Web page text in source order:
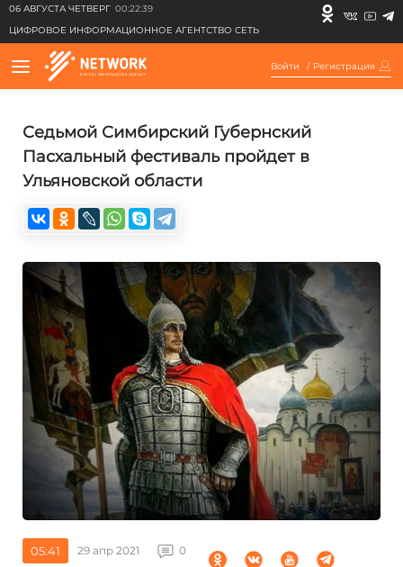
06 АВГУСТА ЧЕТВЕРГ 00:22:39
ЦИФРОВОЕ ИНФОРМАЦИОННОЕ АГЕНТСТВО СЕТЬ
Войти / Регистрация
Седьмой Симбирский Губернский
Пасхальный фестиваль пройдет в
Ульяновской области
05:41 29 апр 2021 0